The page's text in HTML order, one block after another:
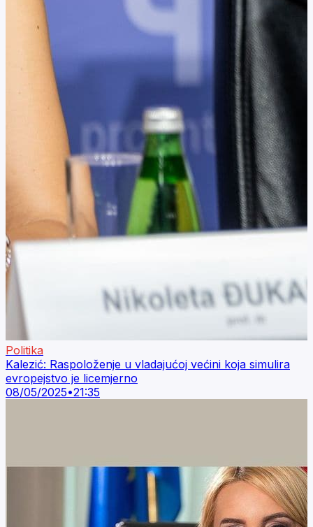
Politika
Kalezić: Raspoloženje u vladajućoj većini koja simulira
evropejstvo je licemjerno
08/05/2025•21:35